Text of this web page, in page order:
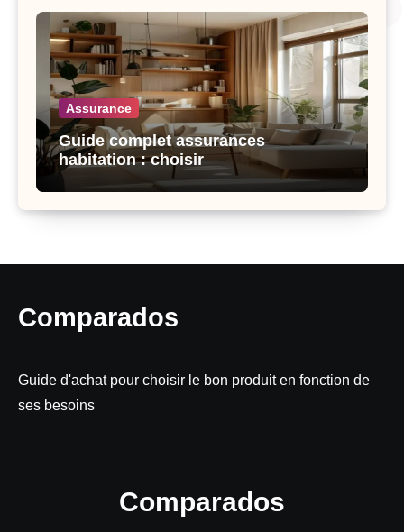
Assurance
Guide complet assurances
habitation : choisir
Comparados
Guide d'achat pour choisir le bon produit en fonction de
ses besoins
Comparados